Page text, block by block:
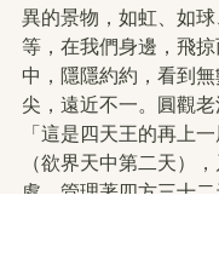
異的景物，如虹、如
等，在我們身邊，飛
中，隱隱約約，看到
尖，遠近不一。圓觀老
「這是四天王的再上
（欲界天中第二天），
處，管理著四方三十二